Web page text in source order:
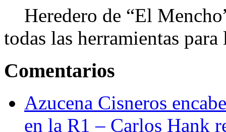
Heredero de “El
todas las herramientas
Comentarios
Azucena Cisneros
en la R1 – Carlos Hank